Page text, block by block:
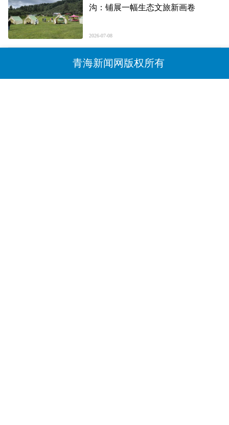
沟：铺展一幅生态文旅新画卷
2026-07-08
青海新闻网版权所有